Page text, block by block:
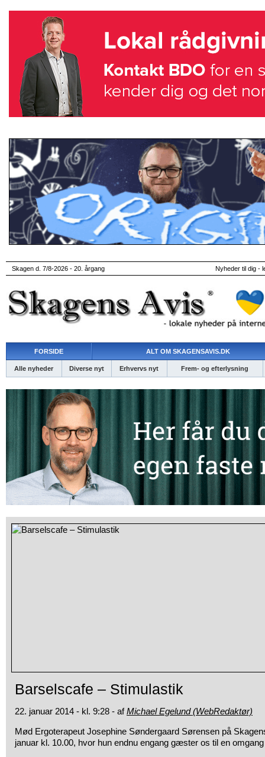
Skagen d. 7/8-2026 - 20. årgang Nyheder til dig -
FORSIDE ALT OM SKAGENSAVIS.DK
Alle nyheder Diverse nyt Erhvervs nyt Frem- og efterlysning
Barselscafe – Stimulastik
22. januar 2014 - kl. 9:28 - afMichael Egelund (WebRedaktør)
Mød Ergoterapeut Josephine Søndergaard Sørensen på
januar kl. 10.00, hvor hun endnu engang gæster os til en